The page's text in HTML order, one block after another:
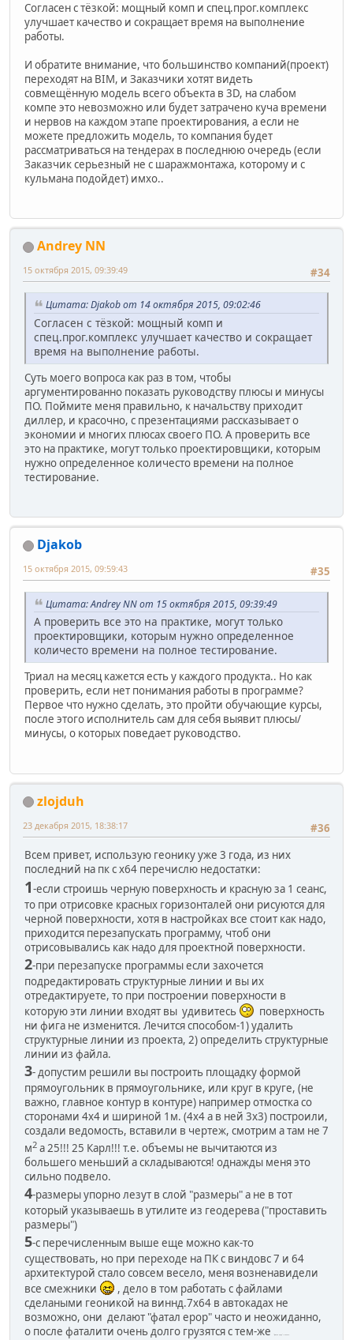
Согласен с тёзкой: мощный комп и спец.прог.комплекс
улучшает качество и сокращает время на выполнение
работы.
И обратите внимание, что большинство компаний(проект)
переходят на BIM, и Заказчики хотят видеть
совмещённую модель всего объекта в 3D, на слабом
компе это невозможно или будет затрачено куча времени
и нервов на каждом этапе проектирования, а если не
можете предложить модель, то компания будет
рассматриваться на тендерах в последнюю очередь (если
Заказчик серьезный не с шаражмонтажа, которому и с
кульмана подойдет) имхо..
Andrey NN
#34
15 октября 2015, 09:39:49
Цитата: Djakob от 14 октября 2015, 09:02:46
Согласен с тёзкой: мощный комп и
спец.прог.комплекс улучшает качество и сокращает
время на выполнение работы.
Суть моего вопроса как раз в том, чтобы
аргументированно показать руководству плюсы и минусы
ПО. Поймите меня правильно, к начальству приходит
диллер, и красочно, с презентациями рассказывает о
экономии и многих плюсах своего ПО. А проверить все
это на практике, могут только проектировщики, которым
нужно определенное количесто времени на полное
тестирование.
Djakob
#35
15 октября 2015, 09:59:43
Цитата: Andrey NN от 15 октября 2015, 09:39:49
А проверить все это на практике, могут только
проектировщики, которым нужно определенное
количесто времени на полное тестирование.
Триал на месяц кажется есть у каждого продукта.. Но как
проверить, если нет понимания работы в программе?
Первое что нужно сделать, это пройти обучающие курсы,
после этого исполнитель сам для себя выявит плюсы/
минусы, о которых поведает руководство.
zlojduh
#36
23 декабря 2015, 18:38:17
Всем привет, использую геонику уже 3 года, из них
последний на пк с х64 перечислю недостатки:
1-если строишь черную поверхность и красную за 1 сеанс,
то при отрисовке красных горизонталей они рисуются для
черной поверхности, хотя в настройках все стоит как надо,
приходится перезапускать программу, чтоб они
отрисовывались как надо для проектной поверхности.
2-при перезапуске программы если захочется
подредактировать структурные линии и вы их
отредактируете, то при построении поверхности в
которую эти линии входят вы удивитесь
поверхность
ни фига не изменится. Лечится способом-1) удалить
структурные линии из проекта, 2) определить структурные
линии из файла.
3- допустим решили вы построить площадку формой
прямоугольник в прямоугольнике, или круг в круге, (не
важно, главное контур в контуре) например отмостка со
сторонами 4х4 и шириной 1м. (4х4 а в ней 3х3) построили,
создали ведомость, вставили в чертеж, смотрим а там не 7
м2 а 25!!! 25 Карл!!! т.е. объемы не вычитаются из
большего меньший а складываются! однажды меня это
сильно подвело.
4-размеры упорно лезут в слой "размеры" а не в тот
который указываешь в утилите из геодерева ("проставить
размеры")
5-с перечисленным выше еще можно как-то
существовать, но при переходе на ПК с виндовс 7 и 64
архитектурой стало совсем весело, меня возненавидели
все смежники
, дело в том работать с файлами
сделаными геоникой на виннд.7х64 в автокадах не
возможно, они делают "фатал ерор" часто и неожиданно,
о после фаталити очень долго грузятся с тем-же
"фатал ерор" в итоге.